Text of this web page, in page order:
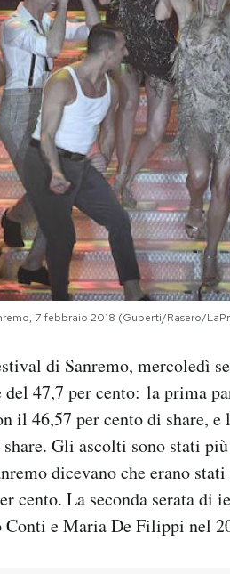
7 febbraio 2018 (Guberti/Rasero/
di Sanremo, mercoledì
del 47,7 per cento: la prima
il 46,57 per cento di share, e
Gli ascolti sono stati
dicevano che erano
cento. La seconda serata di
Conti e Maria De Filippi nel